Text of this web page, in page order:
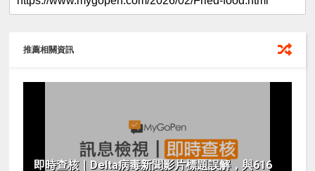
推薦相關資訊
即時查核｜Delta病毒新聞影片標題誤解，與616